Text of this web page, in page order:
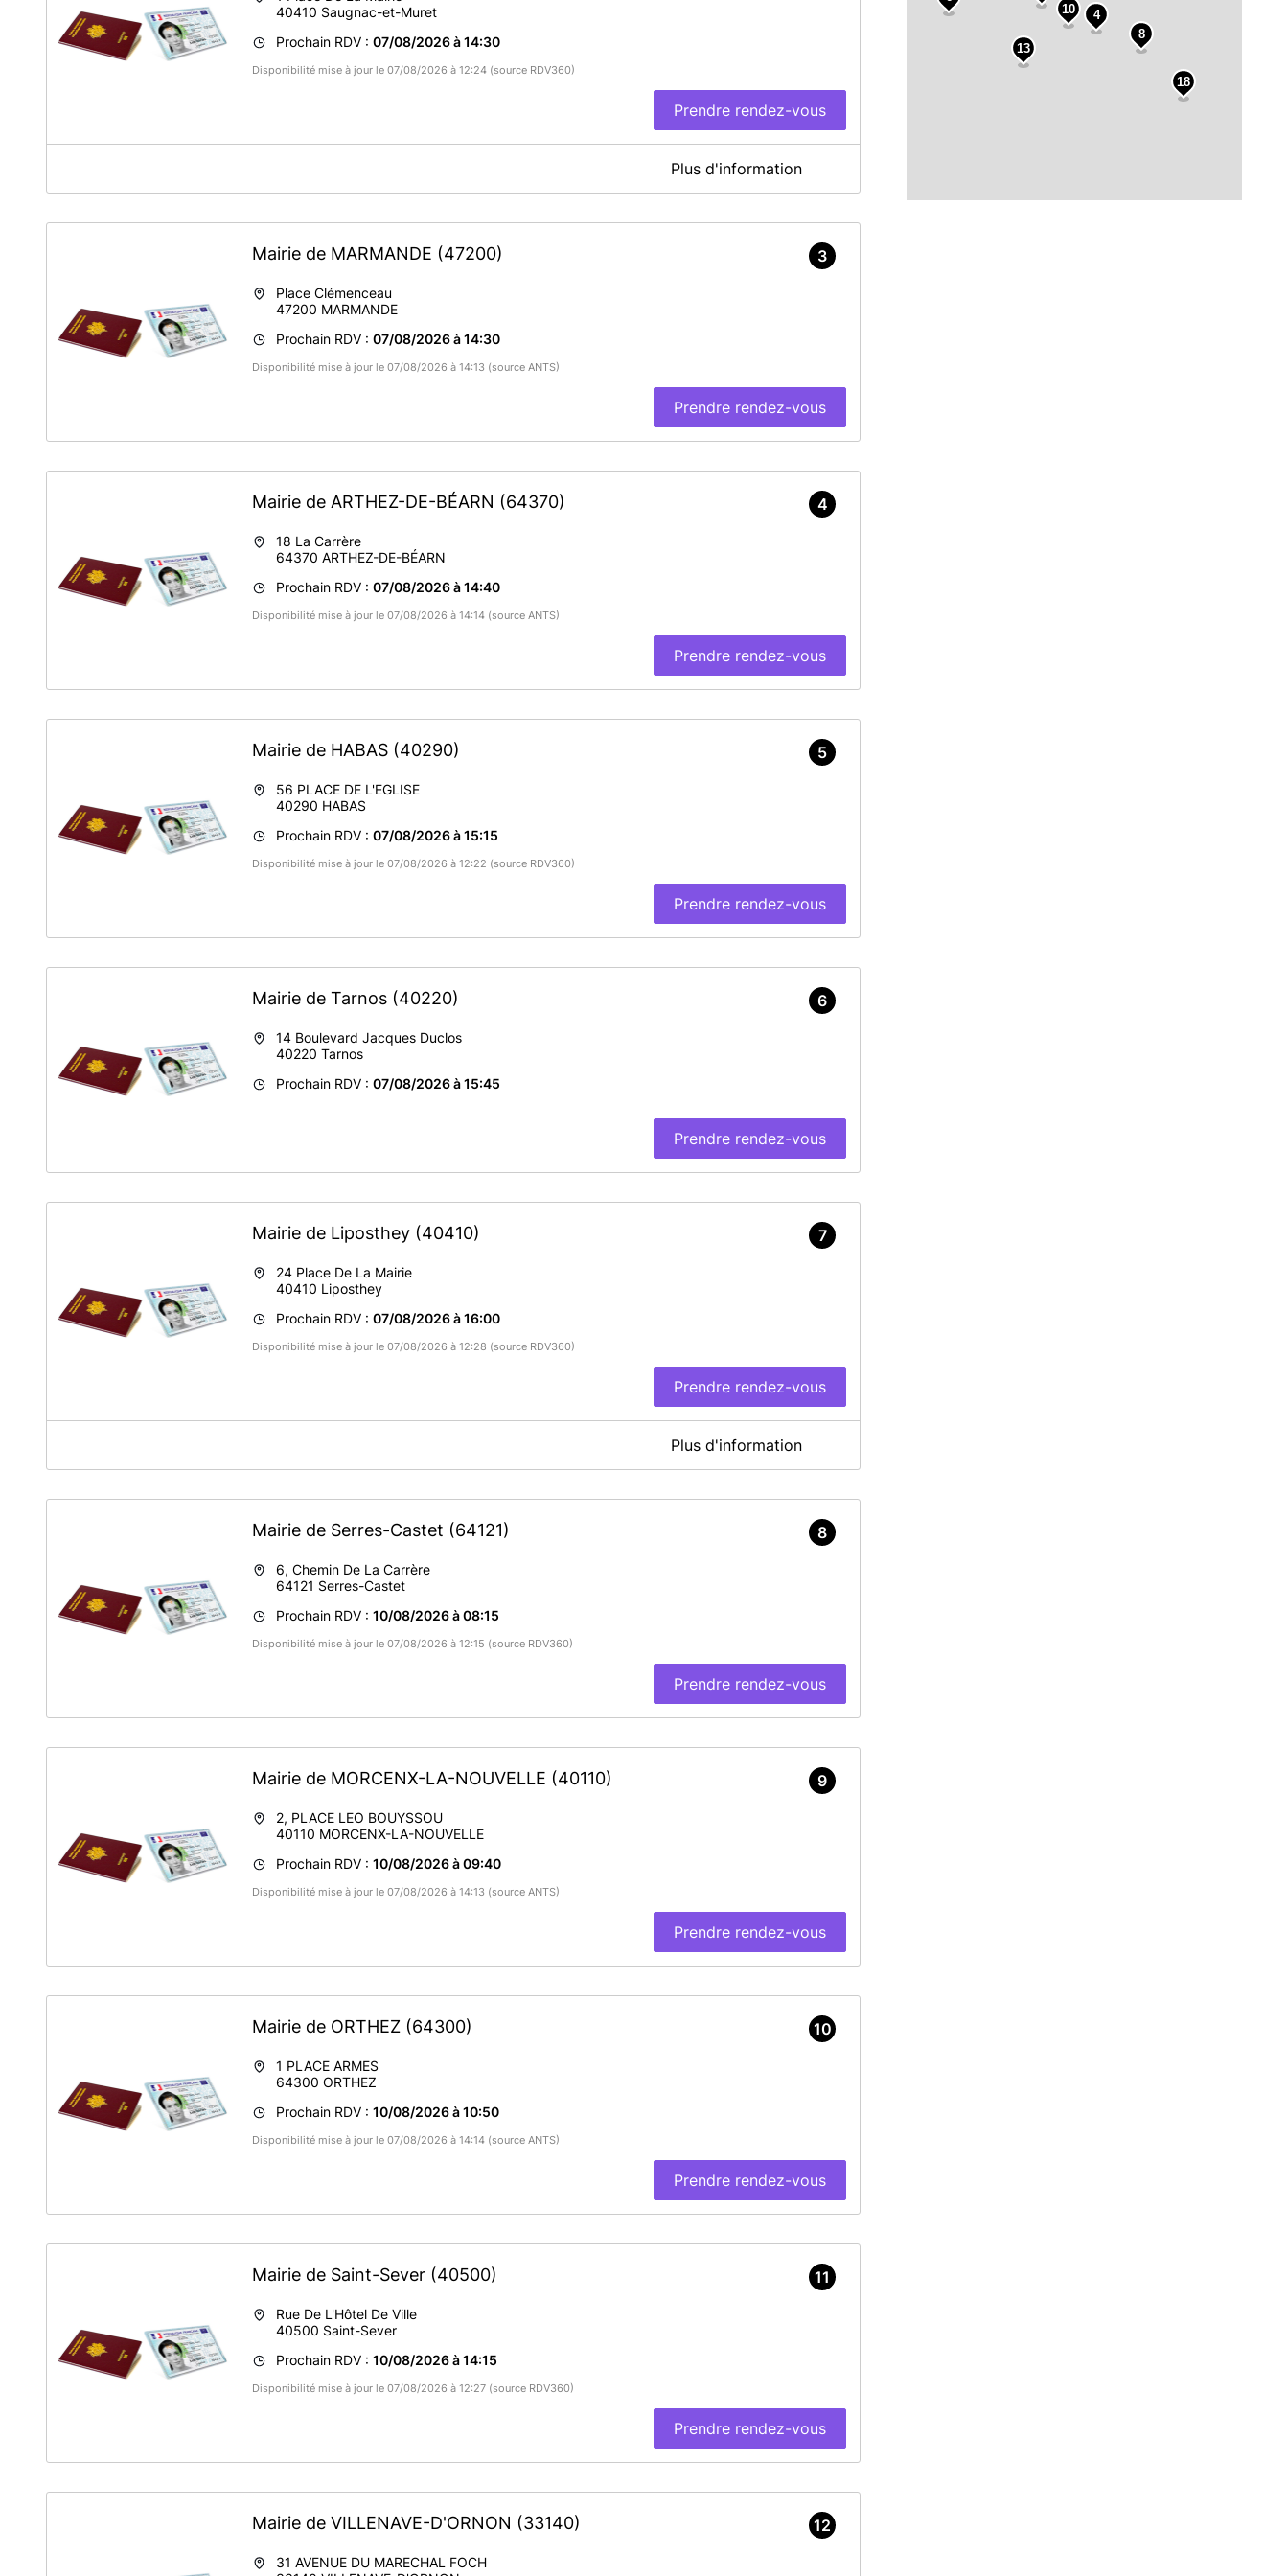
40410 Saugnac-et-Muret
Prochain RDV : 07/08/2026 à 14:30
Disponibilité mise à jour le 07/08/2026 à 12:24 (source RDV360)
Prendre rendez-vous
En savoir plus
Plus d'information
Mairie de MARMANDE (47200)
Place Clémenceau
47200 MARMANDE
Prochain RDV : 07/08/2026 à 14:30
Disponibilité mise à jour le 07/08/2026 à 14:13 (source ANTS)
Prendre rendez-vous
3
Mairie de ARTHEZ-DE-BÉARN (64370)
18 La Carrère
64370 ARTHEZ-DE-BÉARN
Prochain RDV : 07/08/2026 à 14:40
Disponibilité mise à jour le 07/08/2026 à 14:14 (source ANTS)
Prendre rendez-vous
4
Mairie de HABAS (40290)
56 PLACE DE L'EGLISE
40290 HABAS
Prochain RDV : 07/08/2026 à 15:15
Disponibilité mise à jour le 07/08/2026 à 12:22 (source RDV360)
Prendre rendez-vous
5
Mairie de Tarnos (40220)
14 Boulevard Jacques Duclos
40220 Tarnos
Prochain RDV : 07/08/2026 à 15:45
Prendre rendez-vous
6
Mairie de Liposthey (40410)
24 Place De La Mairie
40410 Liposthey
Prochain RDV : 07/08/2026 à 16:00
Disponibilité mise à jour le 07/08/2026 à 12:28 (source RDV360)
Prendre rendez-vous
7
40410 Liposthey
En savoir plus
Plus d'information
Mairie de Serres-Castet (64121)
6, Chemin De La Carrère
64121 Serres-Castet
Prochain RDV : 10/08/2026 à 08:15
Disponibilité mise à jour le 07/08/2026 à 12:15 (source RDV360)
Prendre rendez-vous
8
Mairie de MORCENX-LA-NOUVELLE (40110)
2, PLACE LEO BOUYSSOU
40110 MORCENX-LA-NOUVELLE
Prochain RDV : 10/08/2026 à 09:40
Disponibilité mise à jour le 07/08/2026 à 14:13 (source ANTS)
Prendre rendez-vous
9
Mairie de ORTHEZ (64300)
1 PLACE ARMES
64300 ORTHEZ
Prochain RDV : 10/08/2026 à 10:50
Disponibilité mise à jour le 07/08/2026 à 14:14 (source ANTS)
Prendre rendez-vous
10
Mairie de Saint-Sever (40500)
Rue De L'Hôtel De Ville
40500 Saint-Sever
Prochain RDV : 10/08/2026 à 14:15
Disponibilité mise à jour le 07/08/2026 à 12:27 (source RDV360)
Prendre rendez-vous
11
Mairie de VILLENAVE-D'ORNON (33140)
31 AVENUE DU MARECHAL FOCH
12
4
8
10
13
18